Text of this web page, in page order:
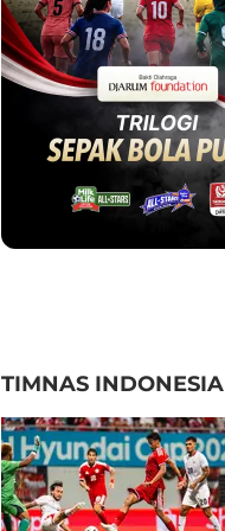
TIMNAS INDONESIA